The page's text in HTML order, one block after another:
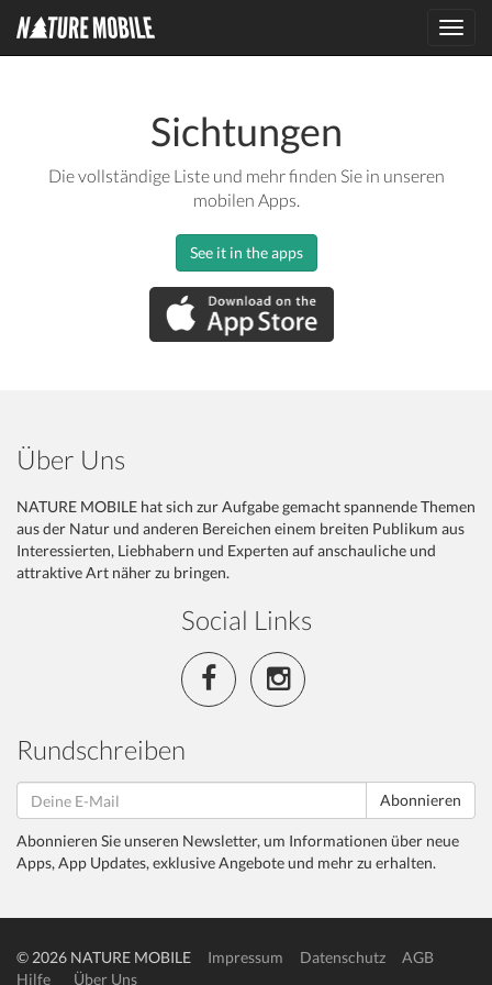
Sichtungen
Die vollständige Liste und mehr finden Sie in unseren
mobilen Apps.
See it in the apps
Über Uns
NATURE MOBILE hat sich zur Aufgabe gemacht spannende Themen
aus der Natur und anderen Bereichen einem breiten Publikum aus
Interessierten, Liebhabern und Experten auf anschauliche und
attraktive Art näher zu bringen.
Social Links
Rundschreiben
Abonnieren
Abonnieren Sie unseren Newsletter, um Informationen über neue
Apps, App Updates, exklusive Angebote und mehr zu erhalten.
© 2026 NATURE MOBILE Impressum Datenschutz
AGB
Hilfe
Über Uns